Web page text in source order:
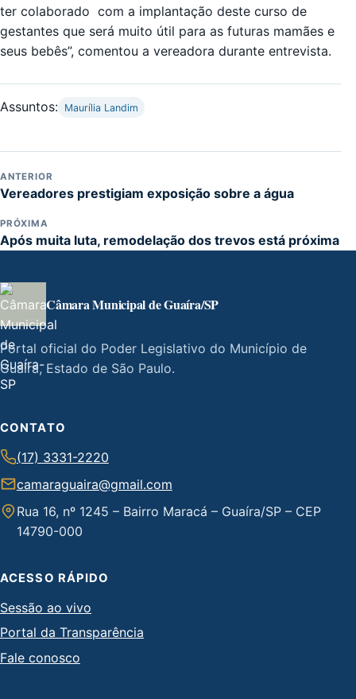
ter colaborado com a implantação deste curso de
gestantes que será muito útil para as futuras mamães e
seus bebês”, comentou a vereadora durante entrevista.
Assuntos: Maurília Landim
ANTERIOR
Vereadores prestigiam exposição sobre a água
PRÓXIMA
Após muita luta, remodelação dos trevos está próxima
Câmara Municipal de Guaíra/SP
Portal oficial do Poder Legislativo do Município de
Guaíra, Estado de São Paulo.
CONTATO
(17) 3331-2220
camaraguaira@gmail.com
Rua 16, nº 1245 – Bairro Maracá – Guaíra/SP – CEP
14790-000
ACESSO RÁPIDO
Sessão ao vivo
Portal da Transparência
Fale conosco